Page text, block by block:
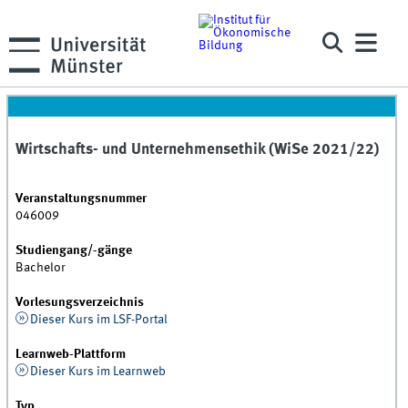
Wirtschafts- und Unternehmensethik (WiSe 2021/22)
Veranstaltungsnummer
046009
Studiengang/-gänge
Bachelor
Vorlesungsverzeichnis
Dieser Kurs im LSF-Portal
Learnweb-Plattform
Dieser Kurs im Learnweb